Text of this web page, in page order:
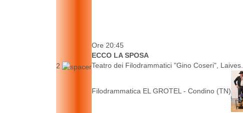
2
Ore 20:45
ECCO LA SPOSA
Teatro dei Filodrammatici "Gino Coseri", Laives.
Filodrammatica EL GROTEL - Condino (TN)